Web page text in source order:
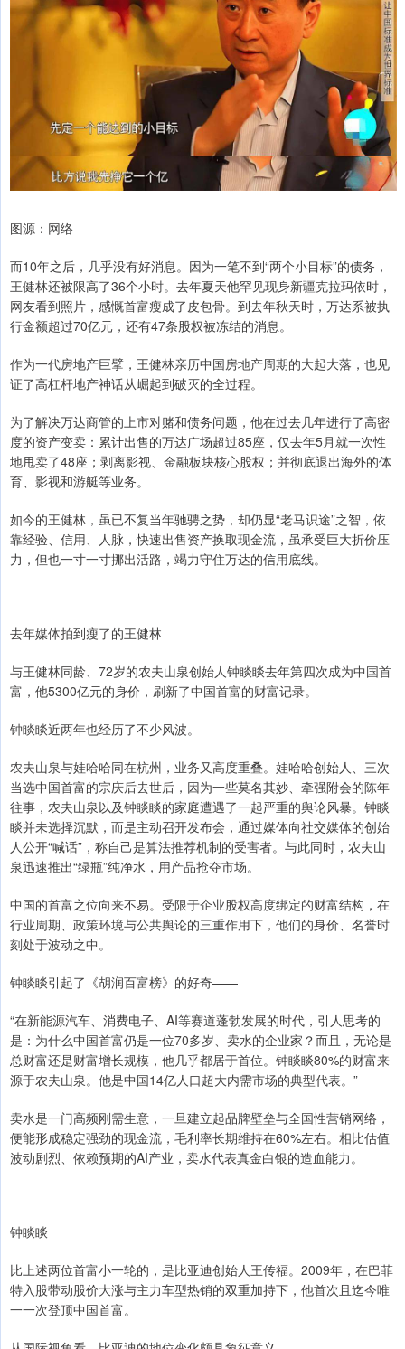
图源：网络
而10年之后，几乎没有好消息。因为一笔不到“两个小目标”的债务，
王健林还被限高了36个小时。去年夏天他罕见现身新疆克拉玛依时，
网友看到照片，感慨首富瘦成了皮包骨。到去年秋天时，万达系被执
行金额超过70亿元，还有47条股权被冻结的消息。
作为一代房地产巨擘，王健林亲历中国房地产周期的大起大落，也见
证了高杠杆地产神话从崛起到破灭的全过程。
为了解决万达商管的上市对赌和债务问题，他在过去几年进行了高密
度的资产变卖：累计出售的万达广场超过85座，仅去年5月就一次性
地甩卖了48座；剥离影视、金融板块核心股权；并彻底退出海外的体
育、影视和游艇等业务。
如今的王健林，虽已不复当年驰骋之势，却仍显“老马识途”之智，依
靠经验、信用、人脉，快速出售资产换取现金流，虽承受巨大折价压
力，但也一寸一寸挪出活路，竭力守住万达的信用底线。
去年媒体拍到瘦了的王健林
与王健林同龄、72岁的农夫山泉创始人钟睒睒去年第四次成为中国首
富，他5300亿元的身价，刷新了中国首富的财富记录。
钟睒睒近两年也经历了不少风波。
农夫山泉与娃哈哈同在杭州，业务又高度重叠。娃哈哈创始人、三次
当选中国首富的宗庆后去世后，因为一些莫名其妙、牵强附会的陈年
往事，农夫山泉以及钟睒睒的家庭遭遇了一起严重的舆论风暴。钟睒
睒并未选择沉默，而是主动召开发布会，通过媒体向社交媒体的创始
人公开“喊话”，称自己是算法推荐机制的受害者。与此同时，农夫山
泉迅速推出“绿瓶”纯净水，用产品抢夺市场。
中国的首富之位向来不易。受限于企业股权高度绑定的财富结构，在
行业周期、政策环境与公共舆论的三重作用下，他们的身价、名誉时
刻处于波动之中。
钟睒睒引起了《胡润百富榜》的好奇——
“在新能源汽车、消费电子、AI等赛道蓬勃发展的时代，引人思考的
是：为什么中国首富仍是一位70多岁、卖水的企业家？而且，无论是
总财富还是财富增长规模，他几乎都居于首位。钟睒睒80%的财富来
源于农夫山泉。他是中国14亿人口超大内需市场的典型代表。”
卖水是一门高频刚需生意，一旦建立起品牌壁垒与全国性营销网络，
便能形成稳定强劲的现金流，毛利率长期维持在60%左右。相比估值
波动剧烈、依赖预期的AI产业，卖水代表真金白银的造血能力。
钟睒睒
比上述两位首富小一轮的，是比亚迪创始人王传福。2009年，在巴菲
特入股带动股价大涨与主力车型热销的双重加持下，他首次且迄今唯
一一次登顶中国首富。